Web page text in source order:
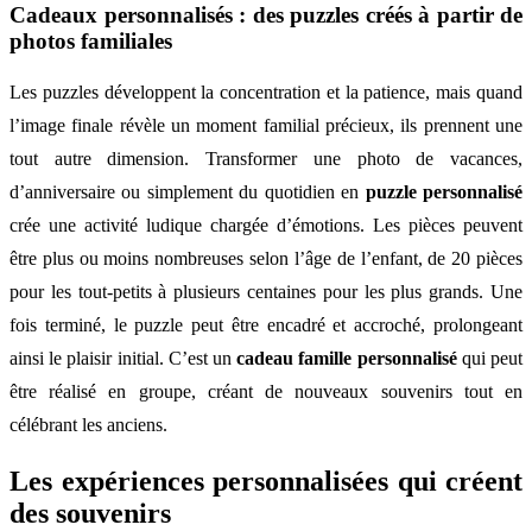
Cadeaux personnalisés : des puzzles créés à partir de
photos familiales
Les puzzles développent la concentration et la patience, mais quand
l’image finale révèle un moment familial précieux, ils prennent une
tout autre dimension. Transformer une photo de vacances,
d’anniversaire ou simplement du quotidien en puzzle personnalisé
crée une activité ludique chargée d’émotions. Les pièces peuvent
être plus ou moins nombreuses selon l’âge de l’enfant, de 20 pièces
pour les tout-petits à plusieurs centaines pour les plus grands. Une
fois terminé, le puzzle peut être encadré et accroché, prolongeant
ainsi le plaisir initial. C’est uncadeau famille personnaliséqui peut
être réalisé en groupe, créant de nouveaux souvenirs tout en
célébrant les anciens.
Les expériences personnalisées qui créent
des souvenirs